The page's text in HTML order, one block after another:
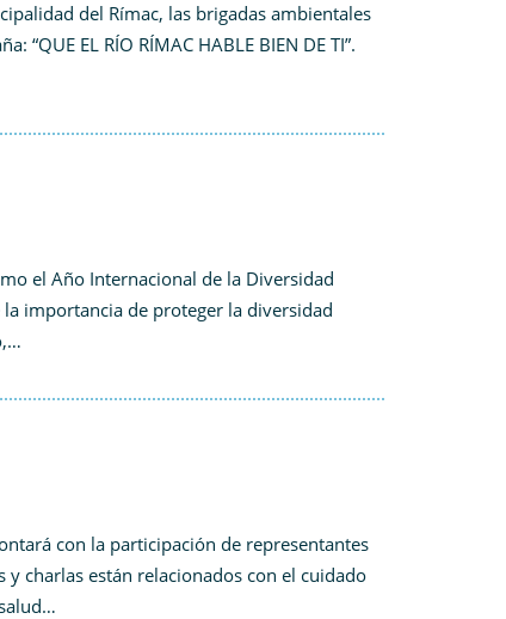
del Rímac, las brigadas ambientales
EL RÍO RÍMAC HABLE BIEN DE TI”.
el Año Internacional de la Diversidad
importancia de proteger la diversidad
con la participación de representantes
charlas están relacionados con el cuidado